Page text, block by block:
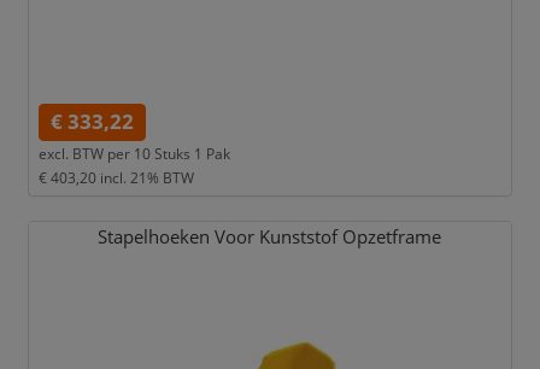
€ 333,22
excl. BTW per 10 Stuks 1 Pak
€ 403,20 incl. 21% BTW
Stapelhoeken Voor Kunststof Opzetframe